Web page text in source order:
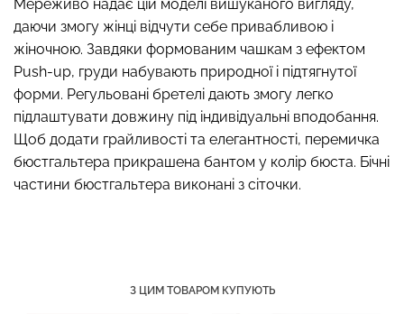
Мереживо надає цій моделі вишуканого вигляду,
даючи змогу жінці відчути себе привабливою і
жіночною. Завдяки формованим чашкам з ефектом
Push-up, груди набувають природної і підтягнутої
форми. Регульовані бретелі дають змогу легко
підлаштувати довжину під індивідуальні вподобання.
Щоб додати грайливості та елегантності, перемичка
бюстгальтера прикрашена бантом у колір бюста. Бічні
частини бюстгальтера виконані з сіточки.
З ЦИМ ТОВАРОМ КУПУЮТЬ
Топ на бретелях в рубчик
CAMI TOP RIB white (білий)
Giulia
299 грн.499 грн.
Безшовний топ на
бретелях CAMI TOP
(білий) Giulia
279 грн.399 грн.